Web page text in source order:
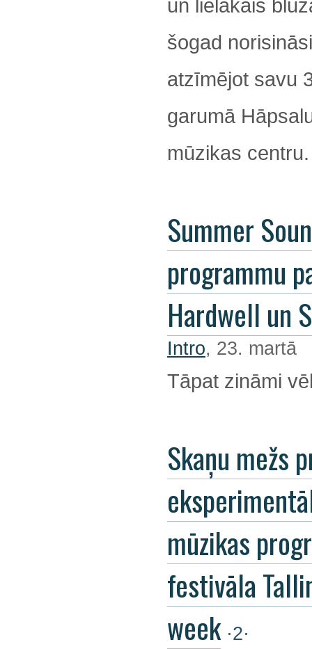
un lielākais
šogad
atzīmējot savu
garumā
mūzikas centru.
Summer
programmu
Hardwell un
Intro, 23. martā
Tāpat zināmi
Skaņu mežs
mūzikas
festivāla
week ·2·